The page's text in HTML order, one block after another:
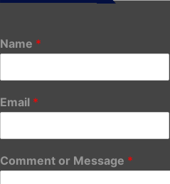
Name *
Email *
Comment or Message *